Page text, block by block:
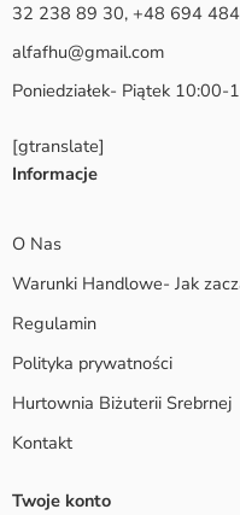
32 238 89 30, +48 694
alfafhu@gmail.com
Poniedziałek- Piątek 10:00-
[gtranslate]
Informacje
O Nas
Warunki Handlowe- Jak
Regulamin
Polityka prywatności
Hurtownia Biżuterii Srebrnej
Kontakt
Twoje konto